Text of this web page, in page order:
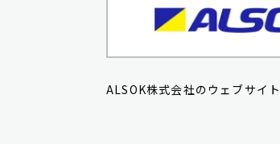
ALSOK株式会社のウェブサイト